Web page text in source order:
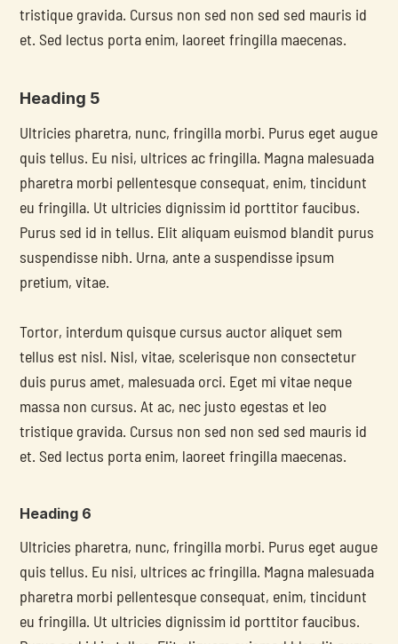
tristique gravida. Cursus non sed non sed sed mauris id
et. Sed lectus porta enim, laoreet fringilla maecenas.
Heading 5
Ultricies pharetra, nunc, fringilla morbi. Purus eget augue
quis tellus. Eu nisi, ultrices ac fringilla. Magna malesuada
pharetra morbi pellentesque consequat, enim, tincidunt
eu fringilla. Ut ultricies dignissim id porttitor faucibus.
Purus sed id in tellus. Elit aliquam euismod blandit purus
suspendisse nibh. Urna, ante a suspendisse ipsum
pretium, vitae.
Tortor, interdum quisque cursus auctor aliquet sem
tellus est nisl. Nisl, vitae, scelerisque non consectetur
duis purus amet, malesuada orci. Eget mi vitae neque
massa non cursus. At ac, nec justo egestas et leo
tristique gravida. Cursus non sed non sed sed mauris id
et. Sed lectus porta enim, laoreet fringilla maecenas.
Heading 6
Ultricies pharetra, nunc, fringilla morbi. Purus eget augue
quis tellus. Eu nisi, ultrices ac fringilla. Magna malesuada
pharetra morbi pellentesque consequat, enim, tincidunt
eu fringilla. Ut ultricies dignissim id porttitor faucibus.